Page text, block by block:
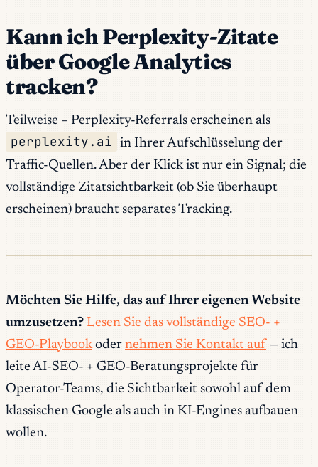
Kann ich Perplexity-Zitate
über Google Analytics
tracken?
Teilweise – Perplexity-Referrals erscheinen als
perplexity.ai
in Ihrer Aufschlüsselung der
Traffic-Quellen. Aber der Klick ist nur ein Signal; die
vollständige Zitatsichtbarkeit (ob Sie überhaupt
erscheinen) braucht separates Tracking.
Möchten Sie Hilfe, das auf Ihrer eigenen Website
umzusetzen? Lesen Sie das vollständige SEO- +
GEO-Playbookoder nehmen Sie Kontakt auf— ich
leite AI-SEO- + GEO-Beratungsprojekte für
Operator-Teams, die Sichtbarkeit sowohl auf dem
klassischen Google als auch in KI-Engines aufbauen
wollen.